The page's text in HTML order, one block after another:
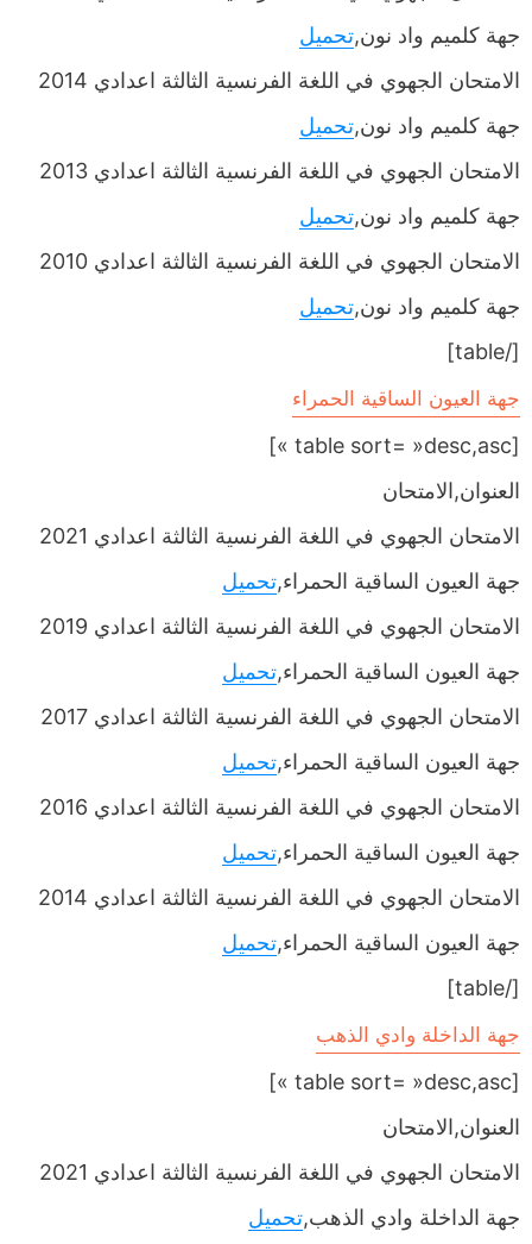
جهة كلميم واد نون,تحميل
الامتحان الجهوي في اللغة الفرنسية الثالثة اعدادي 2014
جهة كلميم واد نون,تحميل
الامتحان الجهوي في اللغة الفرنسية الثالثة اعدادي 2013
جهة كلميم واد نون,تحميل
الامتحان الجهوي في اللغة الفرنسية الثالثة اعدادي 2010
جهة كلميم واد نون,تحميل
[/table]
جهة العيون الساقية الحمراء
[table sort= »desc,asc »]
العنوان,الامتحان
الامتحان الجهوي في اللغة الفرنسية الثالثة اعدادي 2021
جهة العيون الساقية الحمراء,تحميل
الامتحان الجهوي في اللغة الفرنسية الثالثة اعدادي 2019
جهة العيون الساقية الحمراء,تحميل
الامتحان الجهوي في اللغة الفرنسية الثالثة اعدادي 2017
جهة العيون الساقية الحمراء,تحميل
الامتحان الجهوي في اللغة الفرنسية الثالثة اعدادي 2016
جهة العيون الساقية الحمراء,تحميل
الامتحان الجهوي في اللغة الفرنسية الثالثة اعدادي 2014
جهة العيون الساقية الحمراء,تحميل
[/table]
جهة الداخلة وادي الذهب
[table sort= »desc,asc »]
العنوان,الامتحان
الامتحان الجهوي في اللغة الفرنسية الثالثة اعدادي 2021
جهة الداخلة وادي الذهب,تحميل